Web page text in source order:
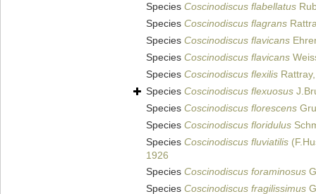
Species Coscinodiscus flabellatus
Species Coscinodiscus flagrans
Species Coscinodiscus flavicans
Species Coscinodiscus flavicans
Species Coscinodiscus flexilis
Species Coscinodiscus flexuosus
Species Coscinodiscus florescens
Species Coscinodiscus floridulus
Species Coscinodiscus fluviatilis
1926
Species Coscinodiscus foraminosus
Species Coscinodiscus fragilissimus